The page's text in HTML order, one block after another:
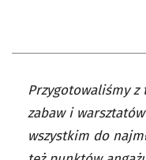
Przygotowaliśmy
zabaw i
wszystkim do